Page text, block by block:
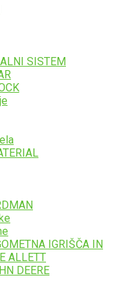
SISTEM
IGRIŠČA IN
ALLETT
DEERE